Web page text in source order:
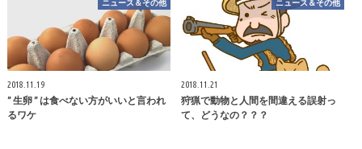
ニュース＆その他
2018.11.19
” 生卵 ” は食べない方がいいと言われ
るワケ
ニュース＆その他
2018.11.21
狩猟で動物と人間を間違える誤射っ
て、どうなの？？？